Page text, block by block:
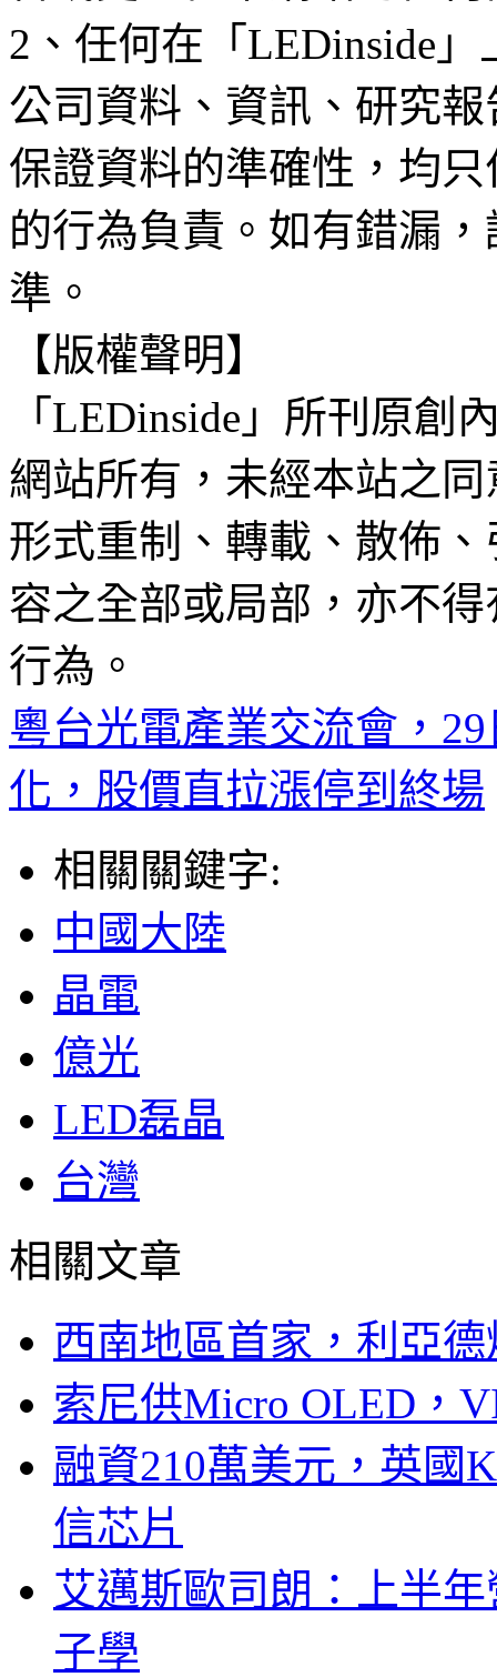
2、任何在「LEDinside
公司資料、資訊、研究
保證資料的準確性，均
的行為負責。如有錯漏
準。
【版權聲明】
「LEDinside」所刊原創
網站所有，未經本站之
形式重制、轉載、散佈
容之全部或局部，亦不
行為。
粵台光電產業交流會，
化，股價直拉漲停到終場
相關關鍵字:
中國大陸
晶電
億光
LED磊晶
台灣
相關文章
西南地區首家，利亞
索尼供Micro OLED，
融資210萬美元，英國
信芯片
艾邁斯歐司朗：上半
子學